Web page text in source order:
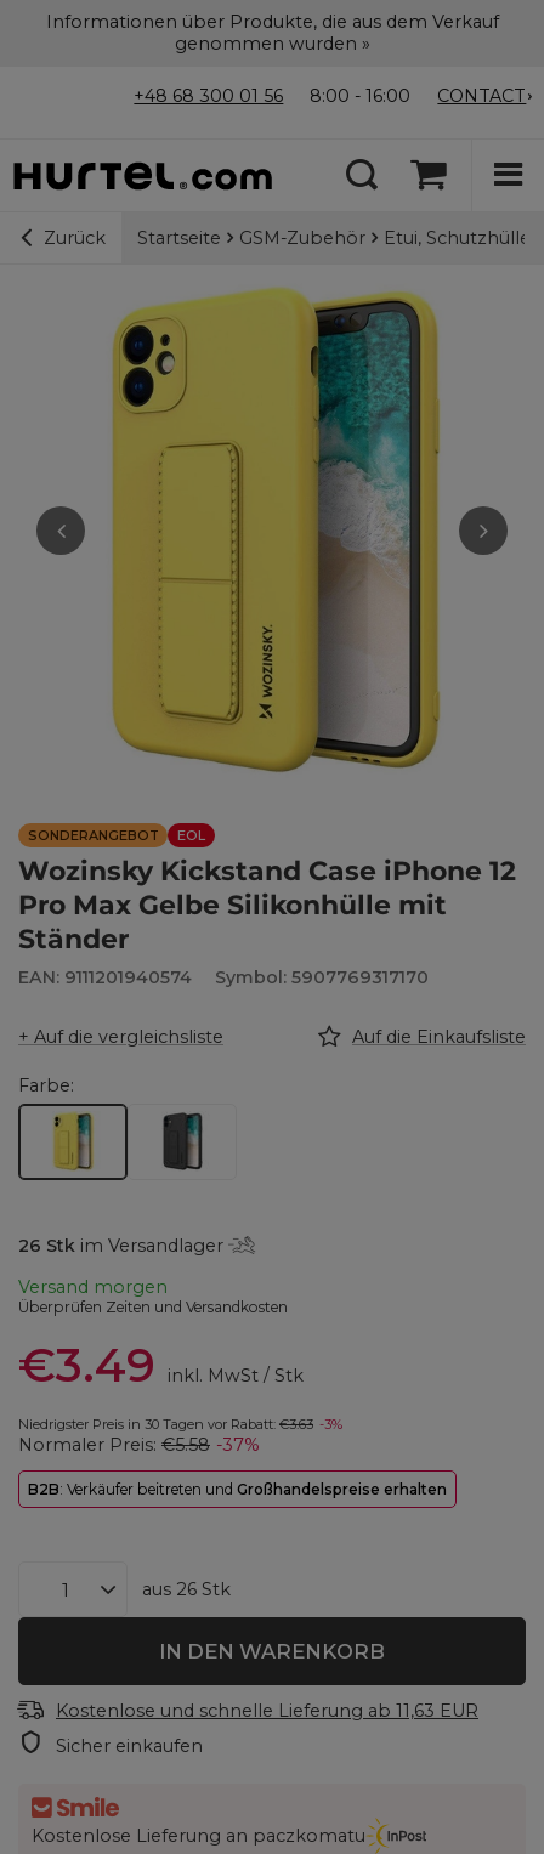
Informationen über Produkte, die aus dem Verkauf
genommen wurden »
+48 68 300 01 56 8:00 - 16:00 CONTACT
Zurück Startseite GSM-Zubehör Etui, Schutzhülle
SONDERANGEBOT EOL
Wozinsky Kickstand Case iPhone 12
Pro Max Gelbe Silikonhülle mit
Ständer
EAN: 9111201940574 Symbol: 5907769317170
+ Auf die vergleichsliste Auf die Einkaufsliste
Farbe
26 Stk im Versandlager
Versand morgen
Überprüfen Zeiten und Versandkosten
€3.49 inkl. MwSt/ Stk
Niedrigster Preis in 30 Tagen vor Rabatt: €3.63 -3%
Normaler Preis: €5.58 -37%
B2B: Verkäufer beitreten und Großhandelspreise erhalten
aus 26 Stk
IN DEN WARENKORB
Kostenlose und schnelle Lieferung ab 11,63 EUR
Sicher einkaufen
Kostenlose Lieferung an paczkomatu